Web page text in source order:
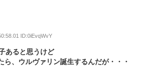
ID:0iEvqWvY
あると思うけど
ら、ウルヴァリン誕生するんだが・・・